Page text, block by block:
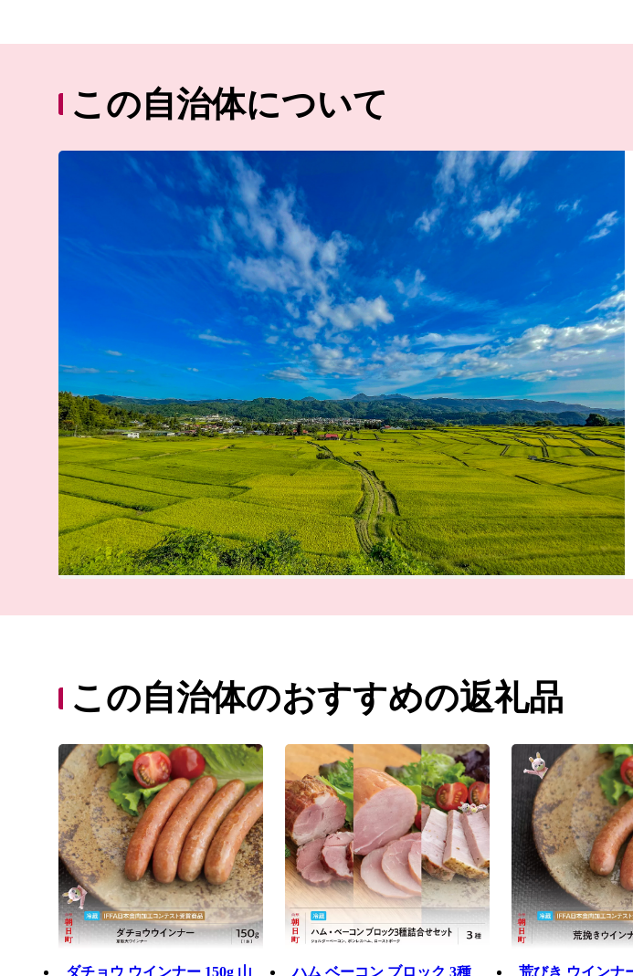
この自治体について
この自治体のおすすめの返礼品
ダチョウ ウインナー 150g 山 ハム ベーコン ブロック 3種 荒びき ウインナ